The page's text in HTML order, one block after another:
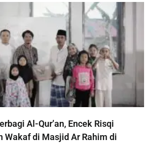
Al-Qur’an, Encek Risqi
Wakaf di Masjid Ar Rahim di